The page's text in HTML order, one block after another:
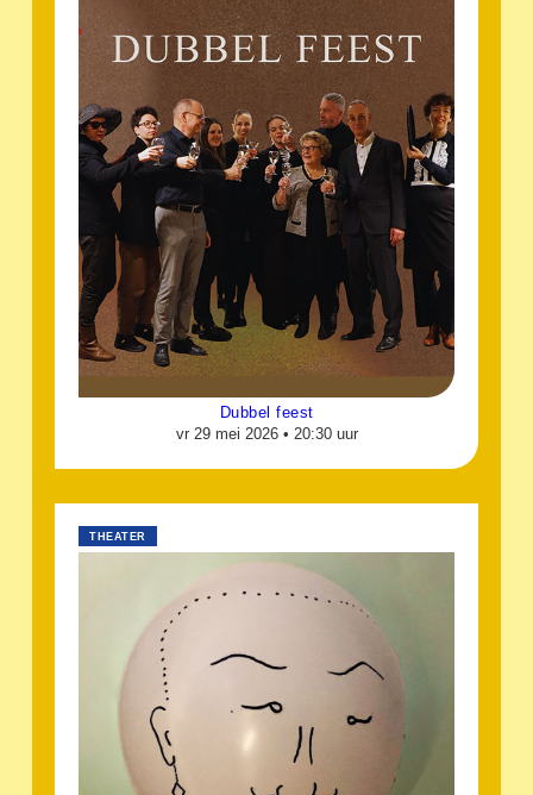
Dubbel feest
vr 29 mei 2026 • 20:30 uur
THEATER